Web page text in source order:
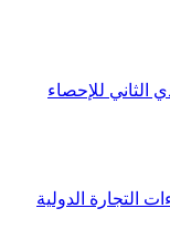
الثاني للإحصاء
التجارة الدولية